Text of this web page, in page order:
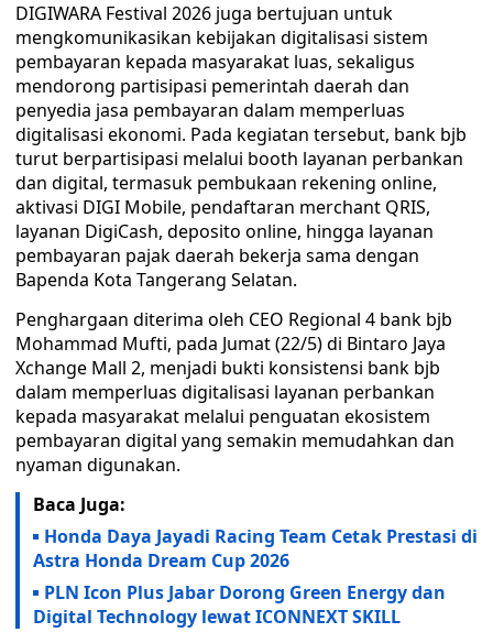
DIGIWARA Festival 2026 juga bertujuan untuk
mengkomunikasikan kebijakan digitalisasi sistem
pembayaran kepada masyarakat luas, sekaligus
mendorong partisipasi pemerintah daerah dan
penyedia jasa pembayaran dalam memperluas
digitalisasi ekonomi. Pada kegiatan tersebut, bank bjb
turut berpartisipasi melalui booth layanan perbankan
dan digital, termasuk pembukaan rekening online,
aktivasi DIGI Mobile, pendaftaran merchant QRIS,
layanan DigiCash, deposito online, hingga layanan
pembayaran pajak daerah bekerja sama dengan
Bapenda Kota Tangerang Selatan.
Penghargaan diterima oleh CEO Regional 4 bank bjb
Mohammad Mufti, pada Jumat (22/5) di Bintaro Jaya
Xchange Mall 2, menjadi bukti konsistensi bank bjb
dalam memperluas digitalisasi layanan perbankan
kepada masyarakat melalui penguatan ekosistem
pembayaran digital yang semakin memudahkan dan
nyaman digunakan.
Baca Juga:
Honda Daya Jayadi Racing Team Cetak Prestasi di
Astra Honda Dream Cup 2026
PLN Icon Plus Jabar Dorong Green Energy dan
Digital Technology lewat ICONNEXT SKILL